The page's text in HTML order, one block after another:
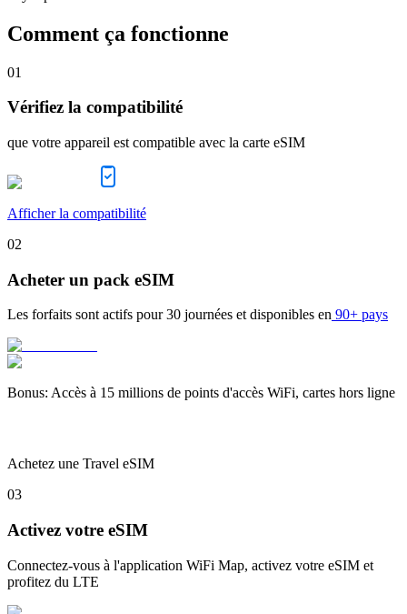
Comment ça fonctionne
01
Vérifiez la compatibilité
que votre appareil est compatible avec la carte eSIM
Afficher la compatibilité
02
Acheter un pack eSIM
Les forfaits sont actifs pour 30 journées et disponibles en 90+ pays
Bonus: Accès à 15 millions de points d'accès WiFi, cartes hors ligne
Achetez une Travel eSIM
03
Activez votre eSIM
Connectez-vous à l'application WiFi Map, activez votre eSIM et
profitez du LTE